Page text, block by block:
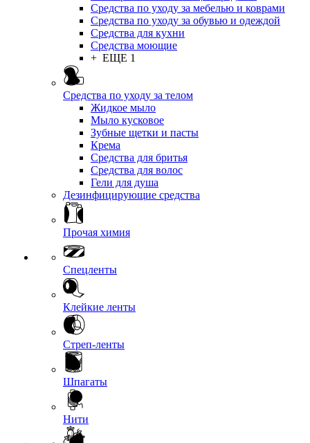
Средства по уходу за мебелью и коврами
Средства по уходу за обувью и одеждой
Средства для кухни
Средства моющие
+ ЕЩЕ 1
Средства по уходу за телом
Жидкое мыло
Мыло кусковое
Зубные щетки и пасты
Крема
Средства для бритья
Средства для волос
Гели для душа
Дезинфицирующие средства
Прочая химия
Спецленты
Клейкие ленты
Стреп-ленты
Шпагаты
Нити